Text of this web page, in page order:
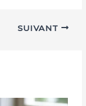
SUIVANT